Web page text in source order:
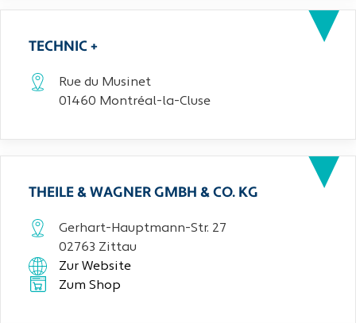
TECHNIC +
Rue du Musinet
01460 Montréal-la-Cluse
THEILE & WAGNER GMBH & CO. KG
Gerhart-Hauptmann-Str. 27
02763 Zittau
Zur Website
Zum Shop